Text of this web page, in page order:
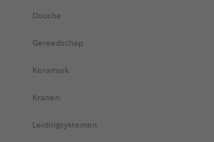
Douche
Gereedschap
Keramiek
Kranen
Leidingsystemen